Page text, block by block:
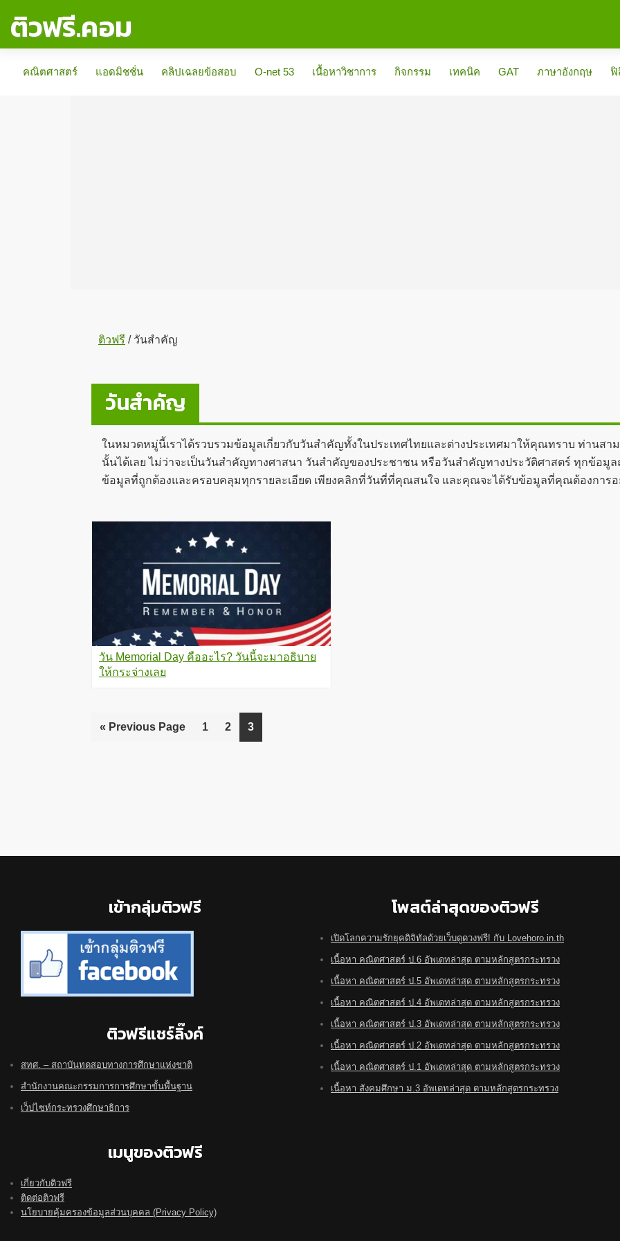
ติวฟรี.คอม
คณิตศาสตร์
แอดมิชชั่น คลิปเฉลยข้อสอบ O-net 53 เนื้อหาวิชาการ กิจกรรม เทคนิค GAT ภาษาอังกฤษ ฟิ
ติวฟรี /วันสำคัญ
วันสำคัญ
ในหมวดหมู่นี้เราได้รวบรวมข้อมูลเกี่ยวกับวันสำคัญทั้งในประเทศไทยและต่างประเทศมาให้คุณทราบ ท่านสา
นั้นได้เลย ไม่ว่าจะเป็นวันสำคัญทางศาสนา วันสำคัญของประชาชน หรือวันสำคัญทางประวัติศาสตร์ ทุกข้อมูล
ข้อมูลที่ถูกต้องและครอบคลุมทุกรายละเอียด เพียงคลิกที่วันที่ที่คุณสนใจ และคุณจะได้รับข้อมูลที่คุณต้องการอ
วัน Memorial Day คืออะไร? วันนี้จะมาอธิบาย
ให้กระจ่างเลย
« Go
Previous Page
Go
1
Go
2
Go
to
3
เข้ากลุ่มติวฟรี
ติวฟรีแชร์ลิ๊งค์
สทศ. – สถาบันทดสอบทางการศึกษาแห่งชาติ
สำนักงานคณะกรรมการการศึกษาขั้นพื้นฐาน
เว็ปไซท์กระทรวงศึกษาธิการ
เมนูของติวฟรี
เกี่ยวกับติวฟรี
ติดต่อติวฟรี
นโยบายคุ้มครองข้อมูลส่วนบุคคล (Privacy Policy)
โพสต์ล่าสุดของติวฟรี
เปิดโลกความรักยุคดิจิทัลด้วยเว็บดูดวงฟรี! กับ Lovehoro.in.th
เนื้อหา คณิตศาสตร์ ป.6 อัพเดทล่าสุด ตามหลักสูตรกระทรวง
เนื้อหา คณิตศาสตร์ ป.5 อัพเดทล่าสุด ตามหลักสูตรกระทรวง
เนื้อหา คณิตศาสตร์ ป.4 อัพเดทล่าสุด ตามหลักสูตรกระทรวง
เนื้อหา คณิตศาสตร์ ป.3 อัพเดทล่าสุด ตามหลักสูตรกระทรวง
เนื้อหา คณิตศาสตร์ ป.2 อัพเดทล่าสุด ตามหลักสูตรกระทรวง
เนื้อหา คณิตศาสตร์ ป.1 อัพเดทล่าสุด ตามหลักสูตรกระทรวง
เนื้อหา สังคมศึกษา ม.3 อัพเดทล่าสุด ตามหลักสูตรกระทรวง